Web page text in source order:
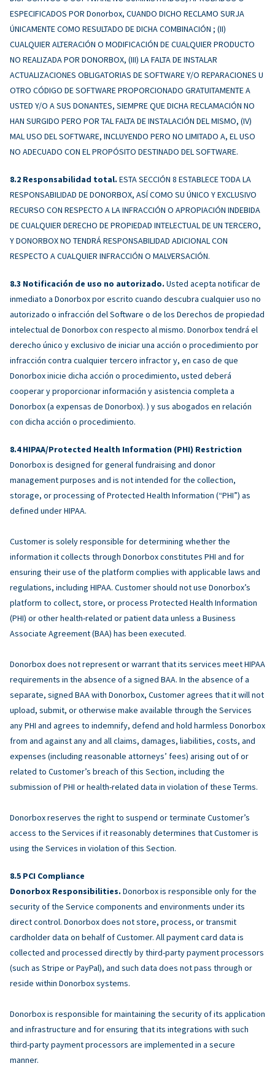
ESPECIFICADOS POR Donorbox, CUANDO DICHO RECLAMO SURJA
ÚNICAMENTE COMO RESULTADO DE DICHA COMBINACIÓN ; (II)
CUALQUIER ALTERACIÓN O MODIFICACIÓN DE CUALQUIER PRODUCTO
NO REALIZADA POR DONORBOX, (III) LA FALTA DE INSTALAR
ACTUALIZACIONES OBLIGATORIAS DE SOFTWARE Y/O REPARACIONES U
OTRO CÓDIGO DE SOFTWARE PROPORCIONADO GRATUITAMENTE A
USTED Y/O A SUS DONANTES, SIEMPRE QUE DICHA RECLAMACIÓN NO
HAN SURGIDO PERO POR TAL FALTA DE INSTALACIÓN DEL MISMO, (IV)
MAL USO DEL SOFTWARE, INCLUYENDO PERO NO LIMITADO A, EL USO
NO ADECUADO CON EL PROPÓSITO DESTINADO DEL SOFTWARE.
Responsabilidad total. ESTA SECCIÓN 8 ESTABLECE TODA LA
RESPONSABILIDAD DE DONORBOX, ASÍ COMO SU ÚNICO Y EXCLUSIVO
RECURSO CON RESPECTO A LA INFRACCIÓN O APROPIACIÓN INDEBIDA
DE CUALQUIER DERECHO DE PROPIEDAD INTELECTUAL DE UN TERCERO,
Y DONORBOX NO TENDRÁ RESPONSABILIDAD ADICIONAL CON
RESPECTO A CUALQUIER INFRACCIÓN O MALVERSACIÓN.
Notificación de uso no autorizado. Usted acepta notificar de
inmediato a Donorbox por escrito cuando descubra cualquier uso no
autorizado o infracción del Software o de los Derechos de propiedad
intelectual de Donorbox con respecto al mismo. Donorbox tendrá el
derecho único y exclusivo de iniciar una acción o procedimiento por
infracción contra cualquier tercero infractor y, en caso de que
Donorbox inicie dicha acción o procedimiento, usted deberá
cooperar y proporcionar información y asistencia completa a
Donorbox (a expensas de Donorbox). ) y sus abogados en relación
con dicha acción o procedimiento.
HIPAA/Protected Health Information (PHI) Restriction
Donorbox is designed for general fundraising and donor
management purposes and is not intended for the collection,
storage, or processing of Protected Health Information (“PHI”) as
defined under HIPAA.
Customer is solely responsible for determining whether the
information it collects through Donorbox constitutes PHI and for
ensuring their use of the platform complies with applicable laws and
regulations, including HIPAA. Customer should not use Donorbox’s
platform to collect, store, or process Protected Health Information
(PHI) or other health-related or patient data unless a Business
Associate Agreement (BAA) has been executed.
Donorbox does not represent or warrant that its services meet HIPAA
requirements in the absence of a signed BAA. In the absence of a
separate, signed BAA with Donorbox, Customer agrees that it will not
upload, submit, or otherwise make available through the Services
any PHI and agrees to indemnify, defend and hold harmless Donorbox
from and against any and all claims, damages, liabilities, costs, and
expenses (including reasonable attorneys’ fees) arising out of or
related to Customer’s breach of this Section, including the
submission of PHI or health-related data in violation of these Terms.
Donorbox reserves the right to suspend or terminate Customer’s
access to the Services if it reasonably determines that Customer is
using the Services in violation of this Section.
PCI Compliance
Donorbox Responsibilities. Donorbox is responsible only for the
security of the Service components and environments under its
direct control. Donorbox does not store, process, or transmit
cardholder data on behalf of Customer. All payment card data is
collected and processed directly by third-party payment processors
(such as Stripe or PayPal), and such data does not pass through or
reside within Donorbox systems.
Donorbox is responsible for maintaining the security of its application
and infrastructure and for ensuring that its integrations with such
third-party payment processors are implemented in a secure
manner.